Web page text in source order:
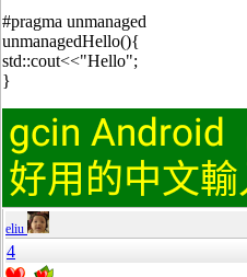
#pragma unmanaged
unmanagedHello(){
std::cout<<"Hello";
}
eliu
4